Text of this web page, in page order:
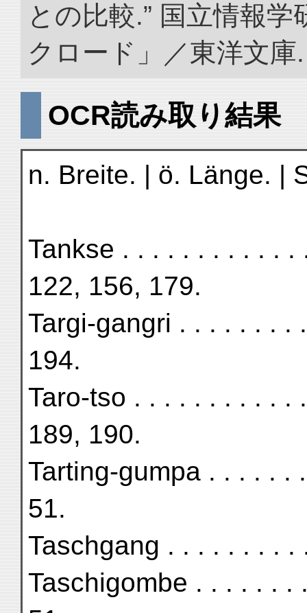
との比較.” 国立情報
クロード」／東洋文
OCR読み取り結果
n. Breite. | ö. Länge. |
Tankse . . . . . . . . . . . .
122, 156, 179.
Targi-gangri . . . . . . . .
194.
Taro-tso . . . . . . . . . . .
189, 190.
Tarting-gumpa . . . . . .
51.
Taschgang . . . . . . . . .
Taschigombe . . . . . . .